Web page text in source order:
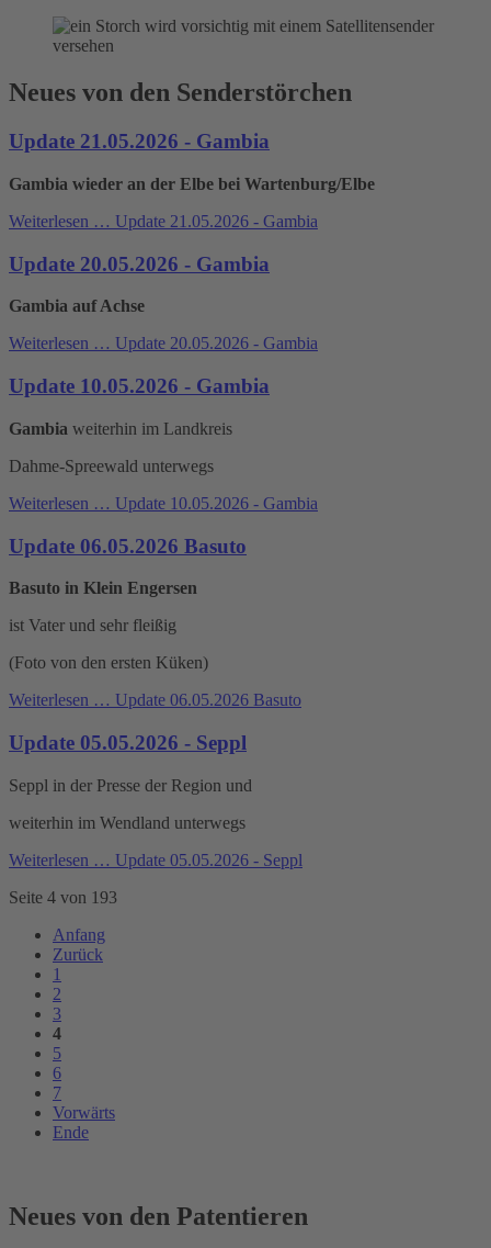
Neues von den Senderstörchen
Update 21.05.2026 - Gambia
Gambia wieder an der Elbe bei Wartenburg/Elbe
Weiterlesen … Update 21.05.2026 - Gambia
Update 20.05.2026 - Gambia
Gambia auf Achse
Weiterlesen … Update 20.05.2026 - Gambia
Update 10.05.2026 - Gambia
Gambia weiterhin im Landkreis
Dahme-Spreewald unterwegs
Weiterlesen … Update 10.05.2026 - Gambia
Update 06.05.2026 Basuto
Basuto in Klein Engersen
ist Vater und sehr fleißig
(Foto von den ersten Küken)
Weiterlesen … Update 06.05.2026 Basuto
Update 05.05.2026 - Seppl
Seppl in der Presse der Region und
weiterhin im Wendland unterwegs
Weiterlesen … Update 05.05.2026 - Seppl
Seite 4 von 193
Anfang
Zurück
1
2
3
4
5
6
7
Vorwärts
Ende
Neues von den Patentieren